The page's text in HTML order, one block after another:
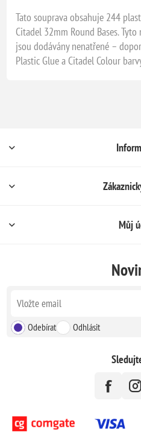
Tato souprava obsahuje 244
Citadel 32mm Round Bases.
jsou dodávány nenatřené –
Plastic Glue a Citadel Colour
Můj
Odebírat Odhlásit